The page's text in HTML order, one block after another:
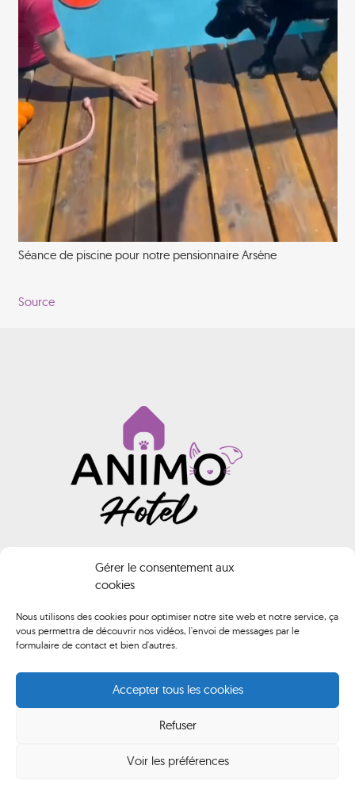
Gérer le consentement aux
cookies
Nous utilisons des cookies pour optimiser notre site web et notre service, ça
vous permettra de découvrir nos vidéos, l'envoi de messages par le
formulaire de contact et bien d'autres.
Accepter tous les cookies
Refuser
Voir les préférences
Séance de piscine pour notre pensionnaire Arsène
Source
INFORMATIONS
Animo HOTEL
02 40 61 74 02
contact@animo-hotel.fr
Route de Brederac, 44500 La Baule-Escoublac
Du lundi au samedi de 10h00 à 12h00 et de 14h00 à 18h00